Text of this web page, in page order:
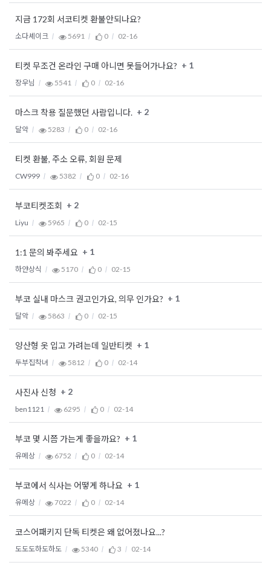
지금 172회 서코티켓 환불안되나요?
소다셰이크 5691 0 02-16
티켓 무조건 온라인 구매 아니면 못들어가나요? + 1
장우님 5541 0 02-16
마스크 착용 질문했던 사람입니다. + 2
달악 5283 0 02-16
티켓 환불, 주소 오류, 회원 문제
CW999 5382 0 02-16
부코티켓조회 + 2
Liyu 5965 0 02-15
1:1 문의 봐주세요 + 1
하얀상식 5170 0 02-15
부코 실내 마스크 권고인가요, 의무 인가요? + 1
달악 5863 0 02-15
양산형 옷 입고 가려는데 일반티켓 + 1
두부집착녀 5812 0 02-14
사진사 신청 + 2
ben1121 6295 0 02-14
부코 몇 시쯤 가는게 좋을까요? + 1
유메상 6752 0 02-14
부코에서 식사는 어떻게 하나요 + 1
유메상 7022 0 02-14
코스어패키지 단독 티켓은 왜 없어졌나요...?
도도도하도하도 5340 3 02-14